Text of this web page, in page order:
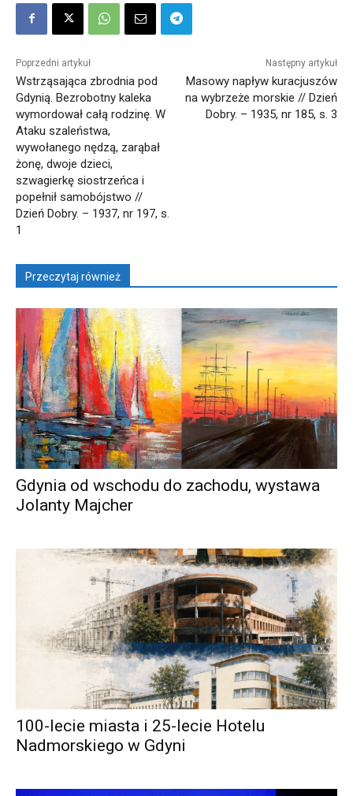
Poprzedni artykuł
Wstrząsająca zbrodnia pod
Gdynią. Bezrobotny kaleka
wymordował całą rodzinę. W
Ataku szaleństwa,
wywołanego nędzą, zarąbał
żonę, dwoje dzieci,
szwagierkę siostrzeńca i
popełnił samobójstwo //
Dzień Dobry. – 1937, nr 197, s.
1
Następny artykuł
Masowy napływ kuracjuszów
na wybrzeże morskie // Dzień
Dobry. – 1935, nr 185, s. 3
Przeczytaj również
Gdynia od wschodu do zachodu, wystawa
Jolanty Majcher
100-lecie miasta i 25-lecie Hotelu
Nadmorskiego w Gdyni